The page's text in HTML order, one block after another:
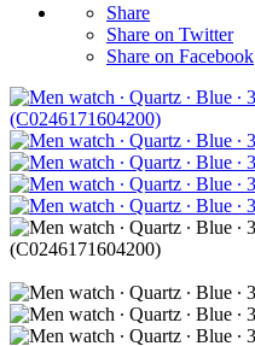
Share
Share on Twitter
Share on Facebook